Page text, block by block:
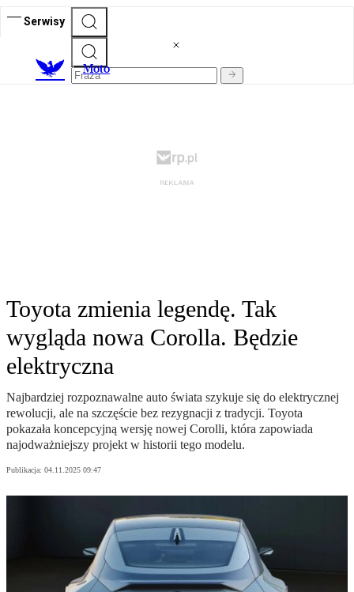
Serwisy
Moto
Toyota zmienia legendę. Tak
wygląda nowa Corolla. Będzie
elektryczna
Najbardziej rozpoznawalne auto świata szykuje się do elektrycznej
rewolucji, ale na szczęście bez rezygnacji z tradycji. Toyota
pokazała koncepcyjną wersję nowej Corolli, która zapowiada
najodważniejszy projekt w historii tego modelu.
Publikacja: 04.11.2025 09:47